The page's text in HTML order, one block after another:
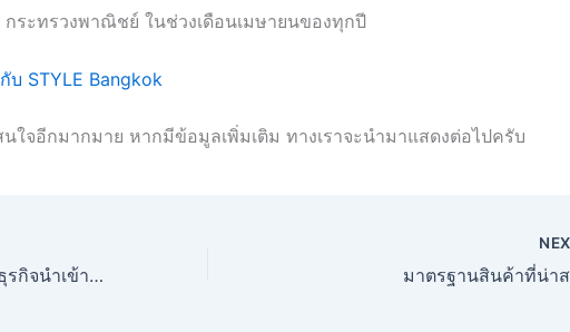
กระทรวงพาณิชย์ ในช่วงเดือนเมษายนของทุกปี
บ STYLE Bangkok
ใจอีกมากมาย หากมีข้อมูลเพิ่มเติม ทางเราจะนำมาแสดงต่อไปครับ
10 ข้อควรรู้ ก่อนเริ่มต้นธุรกิจนำเข้าส่งออก มาตรฐานสินค้าที่น่า